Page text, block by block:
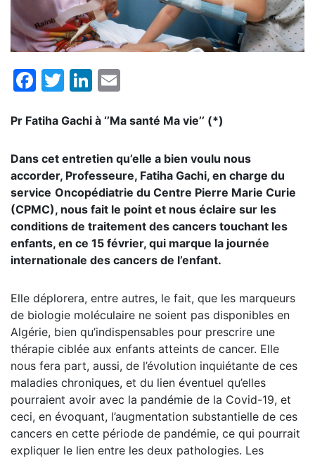
Facebook
TwitterLinkedIn
Pr Fatiha Gachi à ‘’Ma santé Ma vie’’ (*)
Dans cet entretien qu’elle a bien voulu nous
accorder, Professeure, Fatiha Gachi, en charge du
service Oncopédiatrie du Centre Pierre Marie Curie
(CPMC), nous fait le point et nous éclaire sur les
conditions de traitement des cancers touchant les
enfants, en ce 15 février, qui marque la journée
internationale des cancers de l’enfant.
Elle déplorera, entre autres, le fait, que les marqueurs
de biologie moléculaire ne soient pas disponibles en
Algérie, bien qu’indispensables pour prescrire une
thérapie ciblée aux enfants atteints de cancer. Elle
nous fera part, aussi, de l’évolution inquiétante de ces
maladies chroniques, et du lien éventuel qu’elles
pourraient avoir avec la pandémie de la Covid-19, et
ceci, en évoquant, l’augmentation substantielle de ces
cancers en cette période de pandémie, ce qui pourrait
expliquer le lien entre les deux pathologies. Les